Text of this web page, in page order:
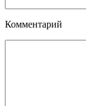
Комментарий